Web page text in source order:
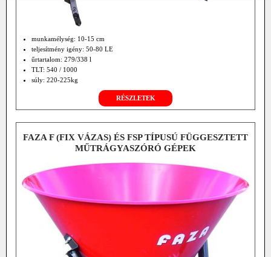
munkamélység: 10-15 cm
teljesítmény igény: 50-80 LE
űrtartalom: 279/338 l
TLT: 540 / 1000
súly: 220-225kg
RÉSZLETEK
FAZA F (FIX VÁZAS) ÉS FSP TÍPUSÚ FÜGGESZTETT
MŰTRÁGYASZÓRÓ GÉPEK